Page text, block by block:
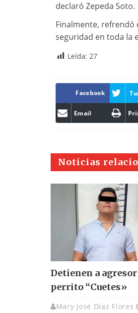
declaró Zepeda Soto.
Finalmente, refrendó
seguridad en toda la
Leída: 27
Facebook
Email
Noticias
Detienen a
perrito “Cuetes»
Mary Jose Díaz Flores